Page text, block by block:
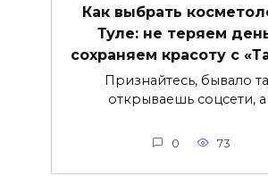
Как выбрать
Туле: не теряем
сохраняем красоту с
Признайтесь, бывало
открываешь соцсети, а
0 73